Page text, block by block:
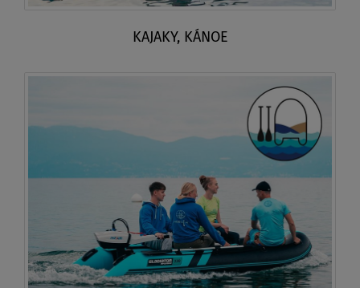
KAJAKY, KÁNOE